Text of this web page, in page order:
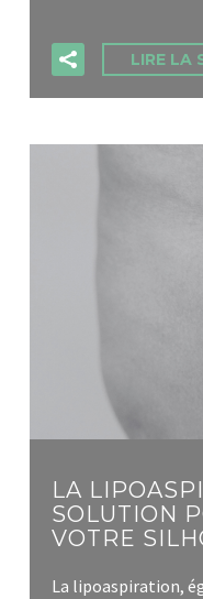
LIRE LA
LA
SOLUTION
VOTRE
La lipoaspiration,